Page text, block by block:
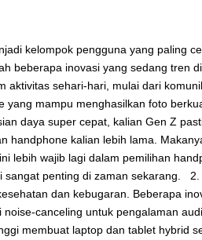
kelompok pengguna yang paling
beberapa inovasi yang sedang tren
sehari-hari, mulai dari
mampu menghasilkan foto
daya super cepat, kalian Gen Z
handphone kalian lebih lama.
lebih wajib lagi dalam pemilihan
penting di zaman sekarang.
dan kebugaran. Beberapa
canceling untuk pengalaman
membuat laptop dan tablet hybrid